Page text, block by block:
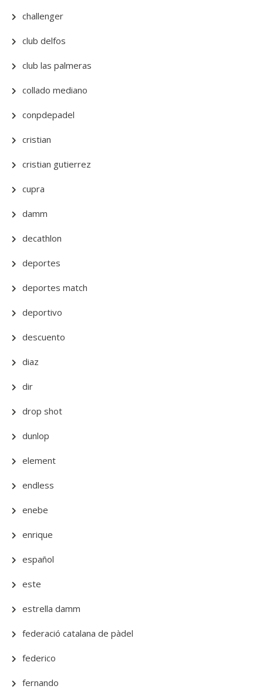
challenger
club delfos
club las palmeras
collado mediano
conpdepadel
cristian
cristian gutierrez
cupra
damm
decathlon
deportes
deportes match
deportivo
descuento
diaz
dir
drop shot
dunlop
element
endless
enebe
enrique
español
este
estrella damm
federació catalana de pàdel
federico
fernando